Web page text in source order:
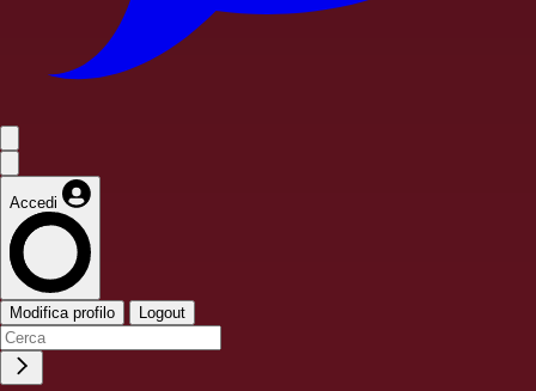
Accedi
Modifica profilo Logout